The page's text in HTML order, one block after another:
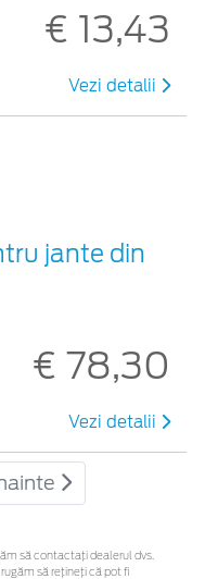
€ 13,43
Vezi detalii
jante din
€ 78,30
Vezi detalii
să contactaţi dealerul dvs.
să rețineți că pot fi